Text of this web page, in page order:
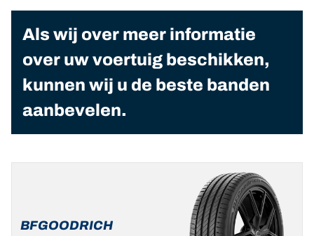
Als wij over meer informatie
over uw voertuig beschikken,
kunnen wij u de beste banden
aanbevelen.
BFGOODRICH